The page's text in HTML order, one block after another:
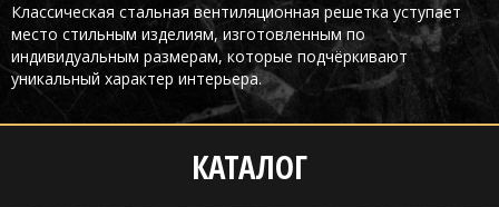
Классическая стальная вентиляционная решетка уступает
место стильным изделиям, изготовленным по
индивидуальным размерам, которые подчёркивают
уникальный характер интерьера.
КАТАЛОГ